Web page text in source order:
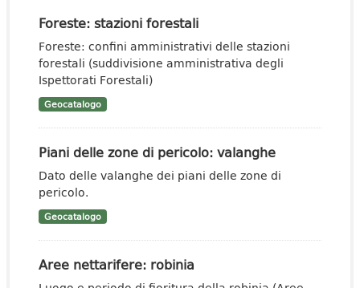
Foreste: stazioni forestali
Foreste: confini amministrativi delle stazioni
forestali (suddivisione amministrativa degli
Ispettorati Forestali)
Geocatalogo
Piani delle zone di pericolo: valanghe
Dato delle valanghe dei piani delle zone di
pericolo.
Geocatalogo
Aree nettarifere: robinia